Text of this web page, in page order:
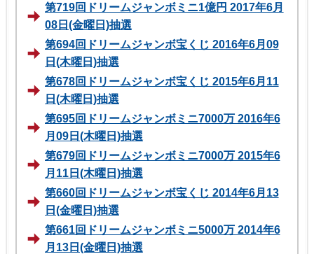
第719回ドリームジャンボミニ1億円 2017年6月
08日(金曜日)抽選
第694回ドリームジャンボ宝くじ 2016年6月09
日(木曜日)抽選
第678回ドリームジャンボ宝くじ 2015年6月11
日(木曜日)抽選
第695回ドリームジャンボミニ7000万 2016年6
月09日(木曜日)抽選
第679回ドリームジャンボミニ7000万 2015年6
月11日(木曜日)抽選
第660回ドリームジャンボ宝くじ 2014年6月13
日(金曜日)抽選
第661回ドリームジャンボミニ5000万 2014年6
月13日(金曜日)抽選